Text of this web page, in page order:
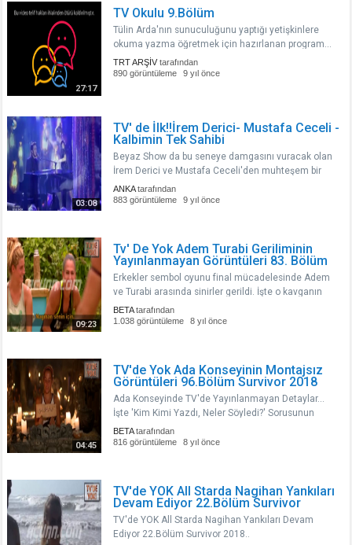
27:17
TV Okulu 9.Bölüm
Tülin Arda'nın sunuculuğunu yaptığı yetişkinlere
okuma yazma öğretmek için hazırlanan program...
TRT ARŞİV tarafından
890 görüntüleme
9 yıl önce
03:08
TV' de İlk!!İrem Derici- Mustafa Ceceli -
Kalbimin Tek Sahibi
Beyaz Show da bu seneye damgasını vuracak olan
İrem Derici ve Mustafa Ceceli'den muhteşem bir
düet.Kalbimin Tek Sahibine,muhteşem bir eser
muhteşem yorum.İyi seyirler dilerim:))..
ANKAtarafından
883 görüntüleme
9 yıl önce
09:23
Tv' De Yok Adem Turabi Geriliminin
Yayınlanmayan Görüntüleri 83. Bölüm
Erkekler sembol oyunu final mücadelesinde Adem
ve Turabi arasında sinirler gerildi. İşte o kavganın
TV'de yayınlanmayan görüntüleri.....
BETAtarafından
1.038 görüntüleme
8 yıl önce
04:45
TV'de Yok Ada Konseyinin Montajsız
Görüntüleri 96.Bölüm Survivor 2018
Ada Konseyinde TV'de Yayınlanmayan Detaylar...
İşte 'Kim Kimi Yazdı, Neler Söyledi?' Sorusunun
Yanıtı...
BETAtarafından
816 görüntüleme
8 yıl önce
TV'de YOK All Starda Nagihan Yankıları
Devam Ediyor 22.Bölüm Survivor
TV'de YOK All Starda Nagihan Yankıları Devam
Ediyor 22.Bölüm Survivor 2018..